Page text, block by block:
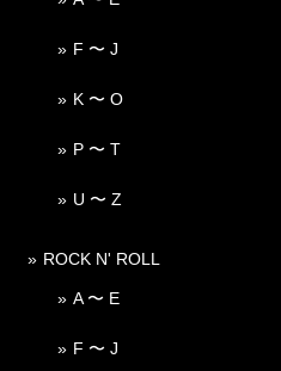
F 〜 J
K 〜 O
P 〜 T
U 〜 Z
ROCK N' ROLL
A 〜 E
F 〜 J